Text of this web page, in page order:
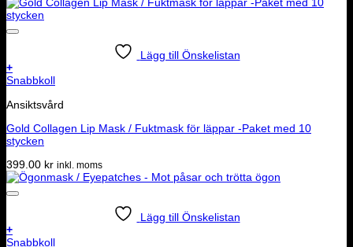
Lägg till Önskelistan
+
Snabbkoll
Ansiktsvård
Gold Collagen Lip Mask / Fuktmask för läppar -Paket med 10
stycken
399.00 kr inkl. moms
Lägg till Önskelistan
+
Snabbkoll